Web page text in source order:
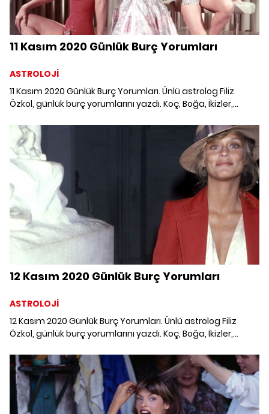
11 Kasım 2020 Günlük Burç Yorumları
ASTROLOJİ
11 Kasım 2020 Günlük Burç Yorumları. Ünlü astrolog Filiz
Özkol, günlük burç yorumlarını yazdı. Koç, Boğa, İkizler,
Balık burcunu 11 Kasım'da neler bekliyor?
12 Kasım 2020 Günlük Burç Yorumları
ASTROLOJİ
12 Kasım 2020 Günlük Burç Yorumları. Ünlü astrolog Filiz
Özkol, günlük burç yorumlarını yazdı. Koç, Boğa, İkizler,
Balık burcunu 12 Kasım'da neler bekliyor?